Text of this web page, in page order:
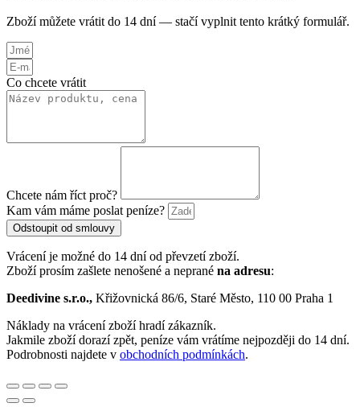
Zboží můžete vrátit do 14 dní — stačí vyplnit tento krátký formulář.
Co chcete vrátit
Chcete nám říct proč?
Kam vám máme poslat peníze?
Odstoupit od smlouvy
Vrácení je možné do 14 dní od převzetí zboží.
Zboží prosím zašlete nenošené a neprané na adresu:
Deedivine s.r.o., Křižovnická 86/6, Staré Město, 110 00 Praha 1
Náklady na vrácení zboží hradí zákazník.
Jakmile zboží dorazí zpět, peníze vám vrátíme nejpozději do 14 dní.
Podrobnosti najdete v obchodních podmínkách.